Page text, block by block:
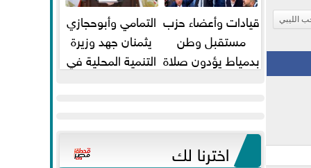
الليبي
قيادات وأعضاء حزب
مستقبل وطن
بدمياط يؤدون صلاة
التمامي وأبوحجازي
يثمنان جهد وزيرة
التنمية المحلية في
اخترنا لك